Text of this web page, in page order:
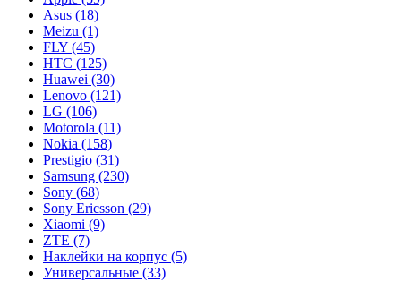
Asus (18)
Meizu (1)
FLY (45)
HTC (125)
Huawei (30)
Lenovo (121)
LG (106)
Motorola (11)
Nokia (158)
Prestigio (31)
Samsung (230)
Sony (68)
Sony Ericsson (29)
Xiaomi (9)
ZTE (7)
Наклейки на корпус (5)
Универсальные (33)